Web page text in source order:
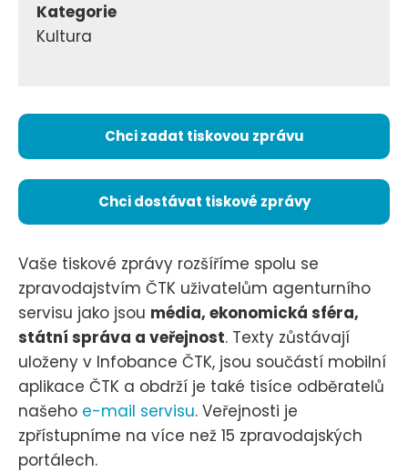
Kategorie
Kultura
Chci zadat tiskovou zprávu
Chci dostávat tiskové zprávy
Vaše tiskové zprávy rozšíříme spolu se
zpravodajstvím ČTK uživatelům agenturního
servisu jako jsou média, ekonomická sféra,
státní správa a veřejnost. Texty zůstávají
uloženy v Infobance ČTK, jsou součástí mobilní
aplikace ČTK a obdrží je také tisíce odběratelů
našeho e-mail servisu. Veřejnosti je
zpřístupníme na více než 15 zpravodajských
portálech.